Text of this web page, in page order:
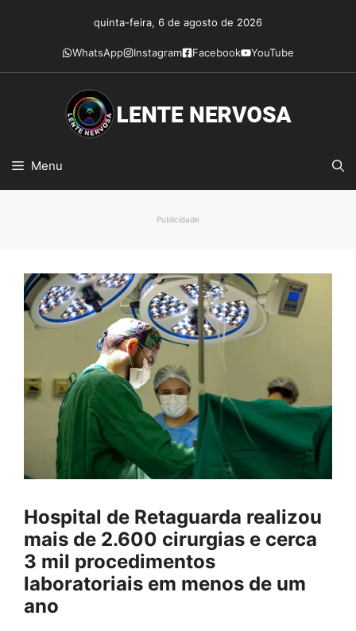
conteúdo
quinta-feira, 6 de agosto de 2026
WhatsApp Instagram Facebook YouTube
Menu
Publicidade
Hospital de Retaguarda realizou
mais de 2.600 cirurgias e cerca
3 mil procedimentos
laboratoriais em menos de um
ano